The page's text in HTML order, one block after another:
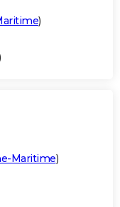
)
Maritime)